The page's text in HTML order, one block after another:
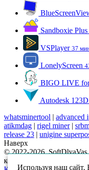
Sandboxie Plus
VSPlayer 37
LonelyScreen
BIGO LIVE
Autodesk
whatsminertool | advanced
atikmdag | rigel miner|
release 23 | unigine
Наверх
© 2022-2026,
компьютера.
Используя наш